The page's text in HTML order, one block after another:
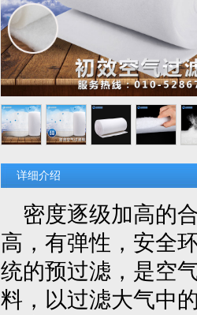
详细介绍
密度逐级加高的
高，有弹性，安全
统的预过滤，是空
料，以过滤大气中